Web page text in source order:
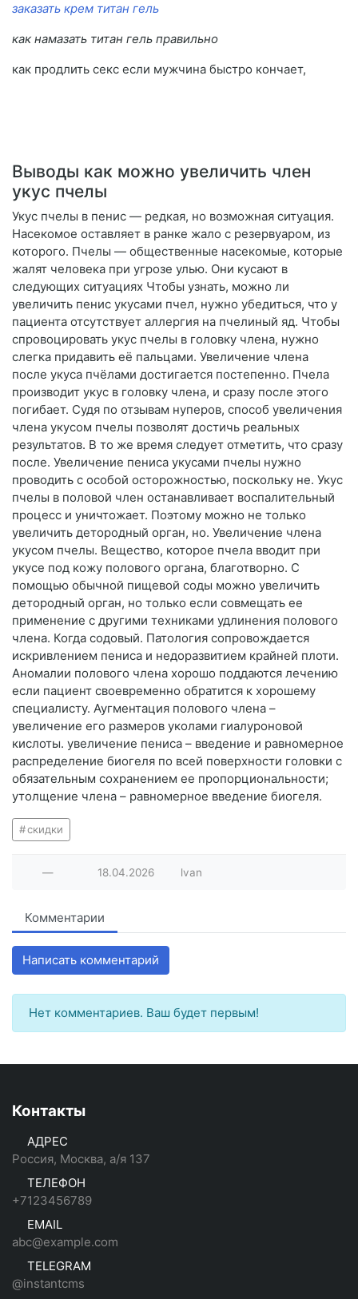
заказать крем титан гель
как намазать титан гель правильно
как продлить секс если мужчина быстро кончает,
Выводы как можно увеличить член
укус пчелы
Укус пчелы в пенис — редкая, но возможная ситуация.
Насекомое оставляет в ранке жало с резервуаром, из
которого. Пчелы — общественные насекомые, которые
жалят человека при угрозе улью. Они кусают в
следующих ситуациях Чтобы узнать, можно ли
увеличить пенис укусами пчел, нужно убедиться, что у
пациента отсутствует аллергия на пчелиный яд. Чтобы
спровоцировать укус пчелы в головку члена, нужно
слегка придавить её пальцами. Увеличение члена
после укуса пчёлами достигается постепенно. Пчела
производит укус в головку члена, и сразу после этого
погибает. Судя по отзывам нуперов, способ увеличения
члена укусом пчелы позволят достичь реальных
результатов. В то же время следует отметить, что сразу
после. Увеличение пениса укусами пчелы нужно
проводить с особой осторожностью, поскольку не. Укус
пчелы в половой член останавливает воспалительный
процесс и уничтожает. Поэтому можно не только
увеличить детородный орган, но. Увеличение члена
укусом пчелы. Вещество, которое пчела вводит при
укусе под кожу полового органа, благотворно. С
помощью обычной пищевой соды можно увеличить
детородный орган, но только если совмещать ее
применение с другими техниками удлинения полового
члена. Когда содовый. Патология сопровождается
искривлением пениса и недоразвитием крайней плоти.
Аномалии полового члена хорошо поддаются лечению
если пациент своевременно обратится к хорошему
специалисту. Аугментация полового члена –
увеличение его размеров уколами гиалуроновой
кислоты. увеличение пениса – введение и равномерное
распределение биогеля по всей поверхности головки с
обязательным сохранением ее пропорциональности;
утолщение члена – равномерное введение биогеля.
скидки
— 18.04.2026 lvan
Комментарии
Написать комментарий
Нет комментариев. Ваш будет первым!
Контакты
АДРЕС
Россия, Москва, а/я 137
ТЕЛЕФОН
+7123456789
EMAIL
abc@example.com
TELEGRAM
@instantcms